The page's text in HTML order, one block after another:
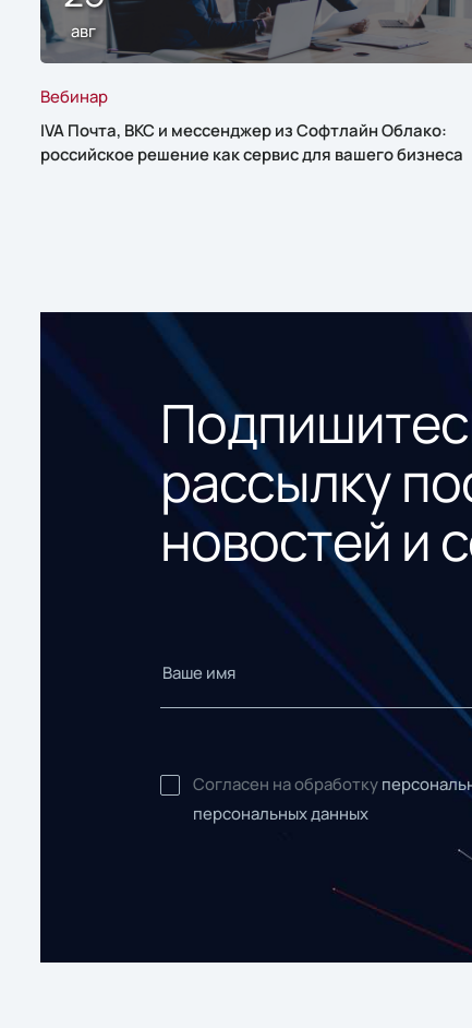
авг
Вебинар
IVA Почта, ВКС и мессенджер из Софтлайн Облако:
российское решение как сервис для вашего бизнеса
рассылку
новостей и
Согласен на обработку
персональных данных